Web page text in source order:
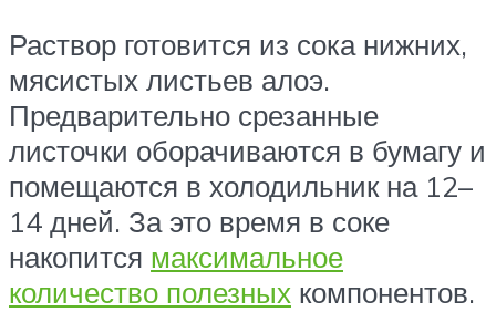
Раствор готовится из сока нижних,
мясистых листьев алоэ.
Предварительно срезанные
листочки оборачиваются в бумагу и
помещаются в холодильник на 12–
14 дней. За это время в соке
накопится максимальное
количество полезных компонентов.